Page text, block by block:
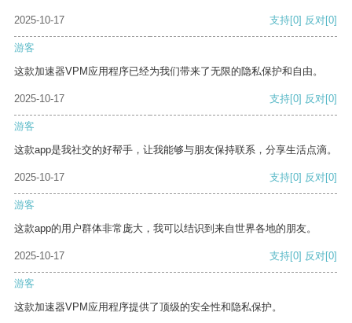
2025-10-17 支持[0] 反对[0]
游客
这款加速器VPM应用程序已经为我们带来了无限的隐私保护和自由。
2025-10-17 支持[0] 反对[0]
游客
这款app是我社交的好帮手，让我能够与朋友保持联系，分享生活点滴。
2025-10-17 支持[0] 反对[0]
游客
这款app的用户群体非常庞大，我可以结识到来自世界各地的朋友。
2025-10-17 支持[0] 反对[0]
游客
这款加速器VPM应用程序提供了顶级的安全性和隐私保护。